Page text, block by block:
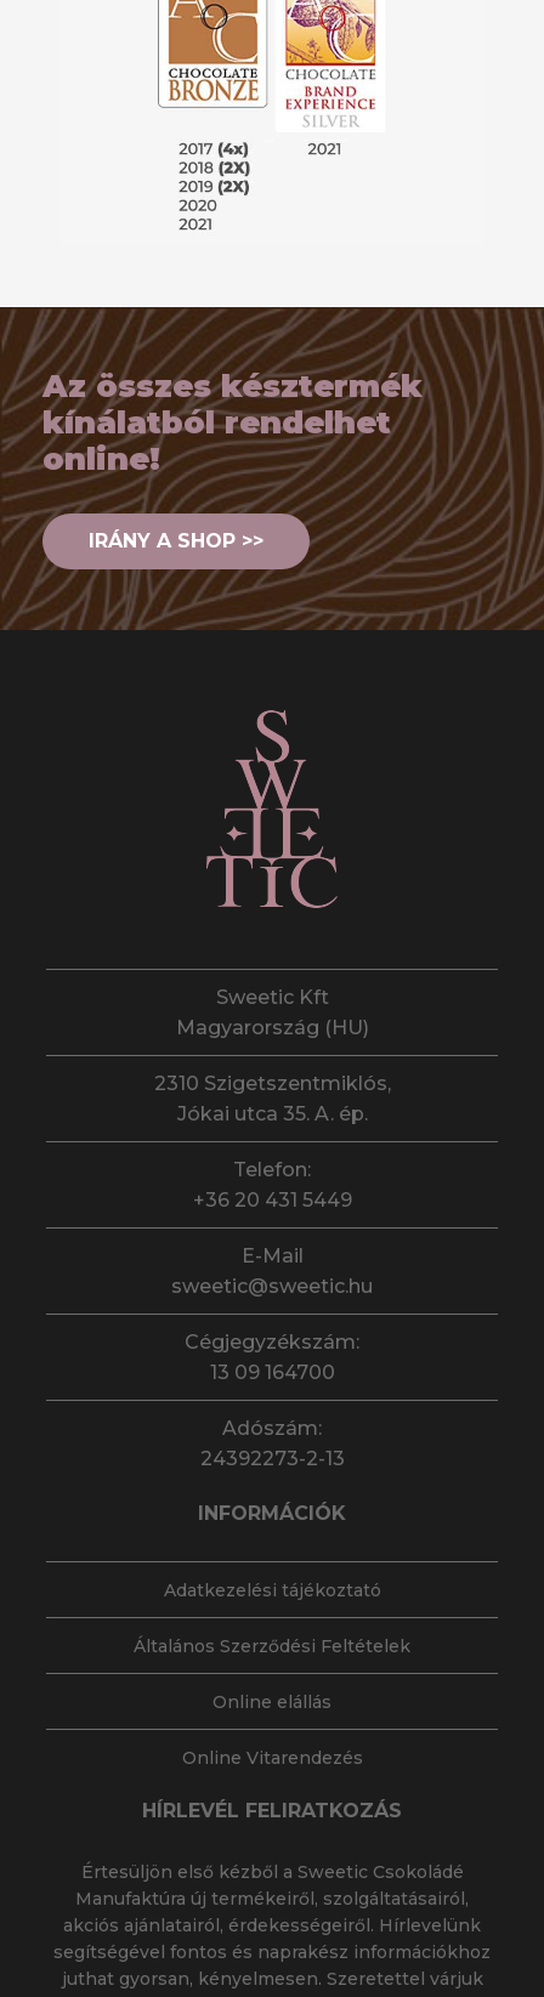
Az összes késztermék
kínálatból rendelhet
online!
IRÁNY A SHOP >>
Sweetic Kft
Magyarország (HU)
2310 Szigetszentmiklós,
Jókai utca 35. A. ép.
Telefon:
+36 20 431 5449
E-Mail
sweetic@sweetic.hu
Cégjegyzékszám:
13 09 164700
Adószám:
24392273-2-13
INFORMÁCIÓK
Adatkezelési tájékoztató
Általános Szerződési Feltételek
Online elállás
Online Vitarendezés
HÍRLEVÉL FELIRATKOZÁS
Értesüljön első kézből a Sweetic Csokoládé
Manufaktúra új termékeiről, szolgáltatásairól,
akciós ajánlatairól, érdekességeiről. Hírlevelünk
segítségével fontos és naprakész információkhoz
juthat gyorsan, kényelmesen. Szeretettel várjuk